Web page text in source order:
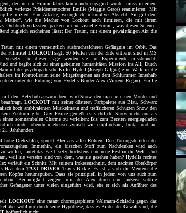
der für ein Himmelfahrts-kommando engagiert wurde, muss in einem
verletzte Präsidententochter Emilie (Maggie Grace) reanimieren: Mit
injiziert. Eine Attacke, wenngleich in kurativer Absicht. Sie gilt dem
Mather", wie die Macher von Lockout auch firmieren, die mit ihrem
Drehbuch verfassten, packen in eine visuelle Formel, was diesen Science-
zugleich erscheinen lässt: Der Traum, mit einem gewalttätigen Akt die
mit einem vermeintlich ausbruchssicheren Gefängnis im Orbit. Das
der Filmtitel LOCKOUTsagt. 50 Meilen von der Erde entfernt sind in MS
versetzt. In dieser Lage werden sie für Experimente missbraucht.
und begibt sich zu einer geheimen humanitären Mission ins All. Durch
der psychopathische Killer Hydell (Joseph Gilgun) eine Waffe in die
im Kontrollraum seine Mitgefangenen aus dem Schlummer. Innerhalb
unter der Führung von Hydells Bruder Alex (Vincent Regan). Emilie
dem Belzebub auszutreiben, wird Snow, den man für einen Mörder und
LOCKOUTmit seiner düsteren Farbpalette aus Blau, Schwarz
hoch ambivalenten Muskelmann und treffsicheren Schützen Snow den
Zentrum gibt. Guy Pearce genießt es sichtlich, Snow nicht nur als
somnambulen Charme zu verleihen: Bis zum Bersten energiegeladen
müde, obendrein ebenso zynisch wie empfindsam, brutal und auf
Jahrhundert.
hohe Drehzahlen, spuckt Blei aus allen Rohren. Den Tötungsdelikten der
Immerhin, ein bisschen Stoff zum Nachdenken wird auch
wollen, lautet das Fazit, setzt höchstens eine neue Pest in die Welt. Und
weil sie versehrt sind von dem, was sie gesehen haben? Hydells rechtes
verläuft ein Schnitt. Mit seinem Irokesenschnitt, dem nackten Oberkörper
Haar demTAXI DRIVERTravis Bickle. Es ist, als ob die Meuterer die
Köpfen herumspuken. Dass sie prinzipiell in jedem von uns auch zum
Beiläufigkeit zeigen, mit der Alex durch eine äußerst subtile
Gefangener unter vielen eingeführt wird, ehe er sich als Anführer des
LOCKOUTeine rasant choreographierte Weltraum-Schlacht gegen das
aber wohl nur durch seine Hypothese, dass es Bilder der Gewalt sind, die